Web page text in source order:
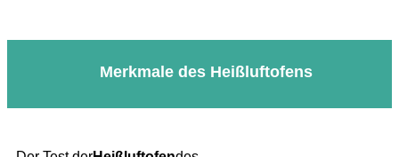
Merkmale des Heißluftofens